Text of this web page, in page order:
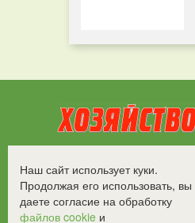
Все права защищены.
©2008-2017 - "Хозяйство"
Наш сайт использует куки.
Продолжая его использовать, вы
даете согласие на обработку
файлов cookie и